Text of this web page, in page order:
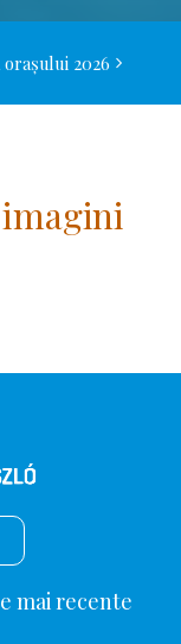
2026
mai recente